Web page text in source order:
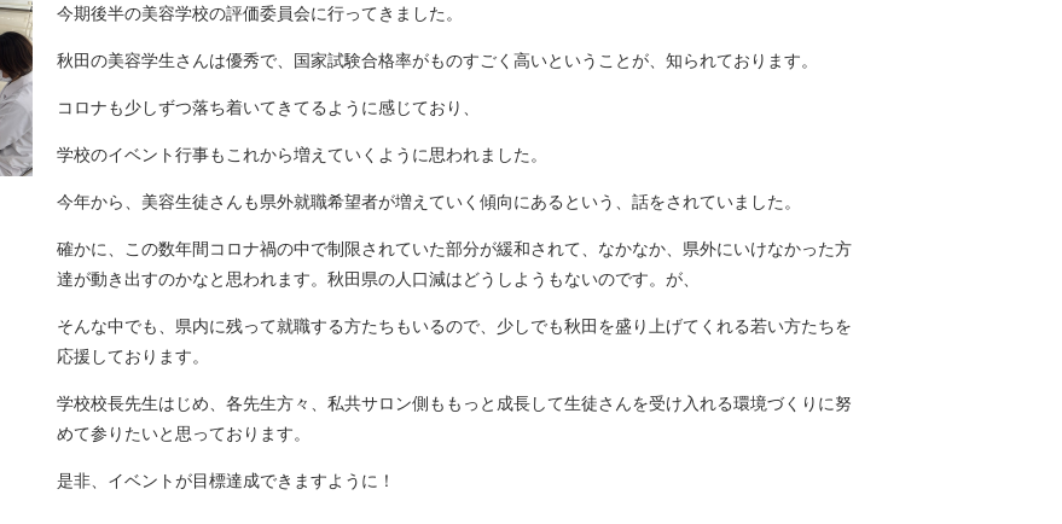
今期後半の美容学校の評価委員会に行ってきました。
秋田の美容学生さんは優秀で、国家試験合格率がものすごく高いということが、知られております。
コロナも少しずつ落ち着いてきてるように感じており、
学校のイベント行事もこれから増えていくように思われました。
今年から、美容生徒さんも県外就職希望者が増えていく傾向にあるという、話をされていました。
確かに、この数年間コロナ禍の中で制限されていた部分が緩和されて、なかなか、県外にいけなかった方
達が動き出すのかなと思われます。秋田県の人口減はどうしようもないのです。が、
そんな中でも、県内に残って就職する方たちもいるので、少しでも秋田を盛り上げてくれる若い方たちを
応援しております。
学校校長先生はじめ、各先生方々、私共サロン側ももっと成長して生徒さんを受け入れる環境づくりに努
めて参りたいと思っております。
是非、イベントが目標達成できますように！